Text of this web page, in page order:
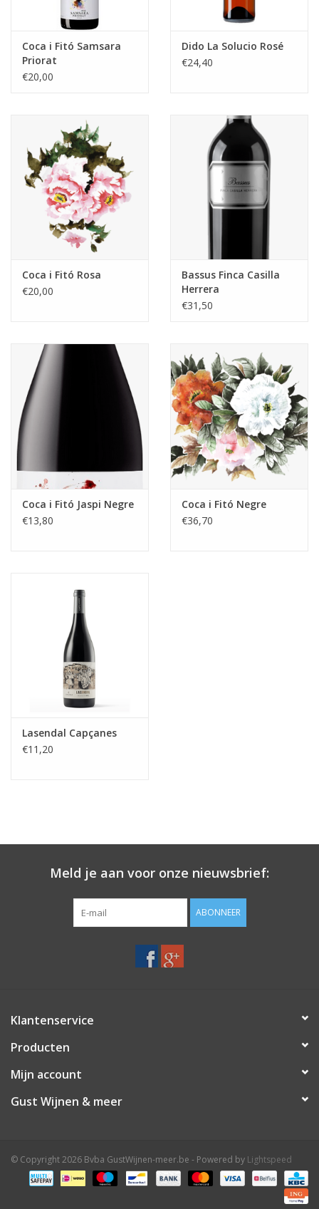
Coca i Fitó Samsara
Priorat
€20,00
Dido La Solucio Rosé
€24,40
Coca i Fitó Rosa
€20,00
Bassus Finca Casilla
Herrera
Hispano+Suizas
€31,50
Coca i Fitó Jaspi Negre
€13,80
Coca i Fitó Negre
€36,70
Lasendal Capçanes
€11,20
Meld je aan voor onze nieuwsbrief:
ABONNEER
Klantenservice
Producten
Mijn account
Gust Wijnen & meer
© Copyright 2026 Bvba GustWijnen-meer.be - Powered by Lightspeed